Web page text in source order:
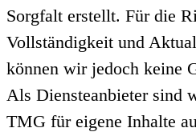
Sorgfalt erstellt. Für die
Vollständigkeit und
können wir jedoch keine
Als Diensteanbieter sind
TMG für eigene Inhalte